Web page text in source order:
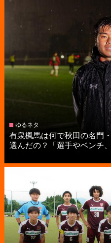
ゆるネタ
有泉楓馬は何で秋田の名門
選んだの？「選手やベンチ